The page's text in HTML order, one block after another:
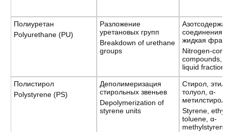
Полиуретан
Polyurethane (PU)
Разложение
уретановых групп
Breakdown of urethane
groups
соединения,
жидкая
Nitrogen-
compounds,
liquid fraction
Полистирол
Polystyrene (PS)
Деполимеризация
стирольных звеньев
Depolymerization of
styrene units
Стирол,
толуол, α-
Styrene,
toluene, α-